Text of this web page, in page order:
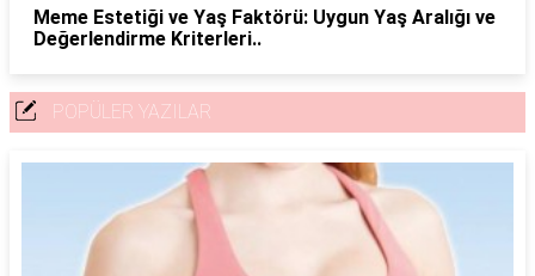
Meme Estetiği ve Yaş Faktörü: Uygun Yaş Aralığı ve
Değerlendirme Kriterleri..
POPÜLER YAZILAR